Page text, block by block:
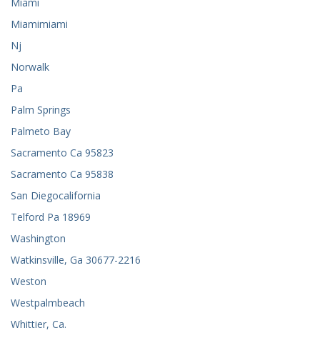
Miamimiami
Nj
Norwalk
Pa
Palm Springs
Palmeto Bay
Sacramento Ca 95823
Sacramento Ca 95838
San Diegocalifornia
Telford Pa 18969
Washington
Watkinsville, Ga 30677-2216
Weston
Westpalmbeach
Whittier, Ca.